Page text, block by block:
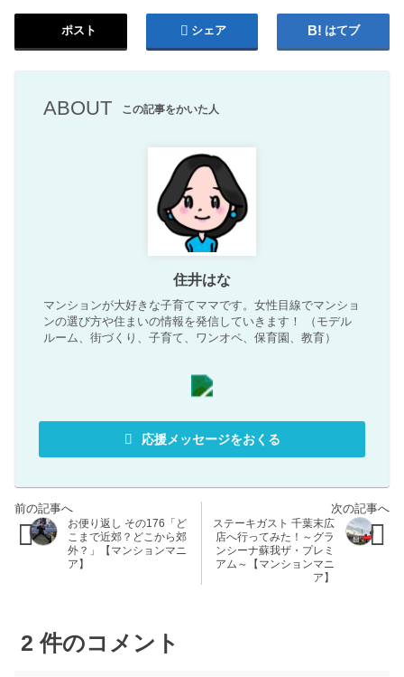
ポスト シェア はてブ
ABOUT この記事をかいた人
住井はな
マンションが大好きな子育てママです。女性目線でマンショ
ンの選び方や住まいの情報を発信していきます！ （モデル
ルーム、街づくり、子育て、ワンオペ、保育園、教育）
応援メッセージをおくる
お便り返し その176「ど
こまで近郊？どこから郊
外？」【マンションマニ
ア】
ステーキガスト 千葉末広
店へ行ってみた！～グラ
ンシーナ蘇我ザ・プレミ
アム～【マンションマニ
ア】
2 件のコメント